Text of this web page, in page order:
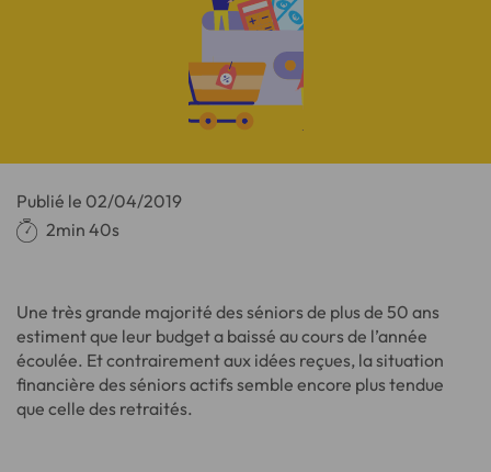
Publié le 02/04/2019
2min 40s
Une très grande majorité des séniors de plus de 50 ans
estiment que leur budget a baissé au cours de l’année
écoulée. Et contrairement aux idées reçues, la situation
financière des séniors actifs semble encore plus tendue
que celle des retraités.